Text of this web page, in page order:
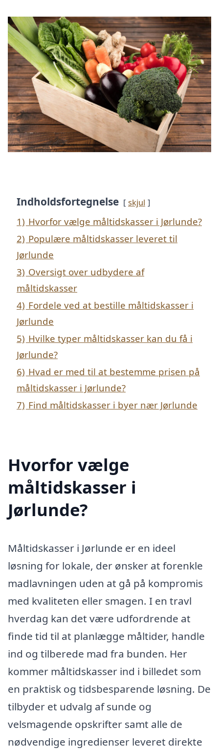
Indholdsfortegnelse skjul
1) Hvorfor vælge måltidskasser i Jørlunde?
2) Populære måltidskasser leveret til
Jørlunde
3) Oversigt over udbydere af
måltidskasser
4) Fordele ved at bestille måltidskasser i
Jørlunde
5) Hvilke typer måltidskasser kan du få i
Jørlunde?
6) Hvad er med til at bestemme prisen på
måltidskasser i Jørlunde?
7) Find måltidskasser i byer nær Jørlunde
Hvorfor vælge
måltidskasser i
Jørlunde?
Måltidskasser i Jørlunde er en ideel
løsning for lokale, der ønsker at forenkle
madlavningen uden at gå på kompromis
med kvaliteten eller smagen. I en travl
hverdag kan det være udfordrende at
finde tid til at planlægge måltider, handle
ind og tilberede mad fra bunden. Her
kommer måltidskasser ind i billedet som
en praktisk og tidsbesparende løsning. De
tilbyder et udvalg af sunde og
velsmagende opskrifter samt alle de
nødvendige ingredienser leveret direkte